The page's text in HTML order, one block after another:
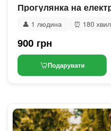
Прогулянка на
👤 1 людина ⏰ 180
900 грн
Подарувати